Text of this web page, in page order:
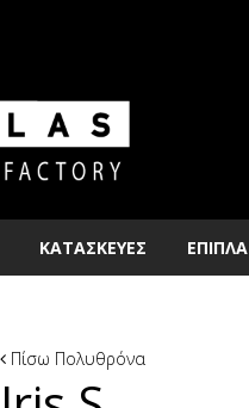
ΚΑΤΑΣΚΕΥΕΣ ΕΠΙΠΛΑ
Πίσω Πολυθρόνα